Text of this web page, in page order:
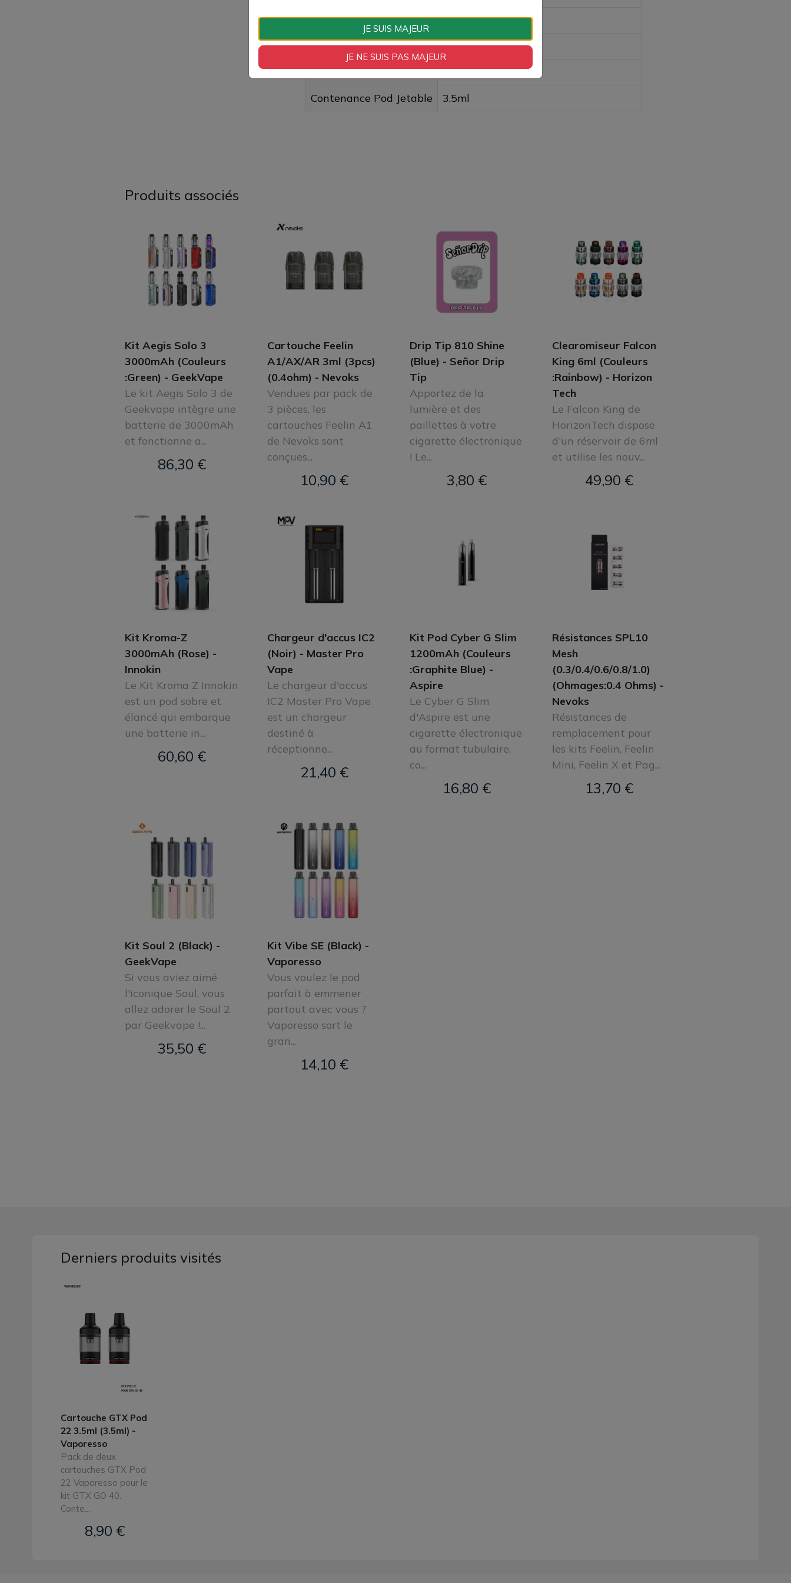
Type de Cartouche
Usage unique
Type de Remplissage
Par le haut
Contenance Réservoir
3.5ml
Contenance Pod Jetable
3.5ml
Produits associés
Kit Aegis Solo 3
3000mAh (Couleurs
:Green) - GeekVape
Le kit Aegis Solo 3 de
Geekvape intègre une
batterie de 3000mAh
et fonctionne a...
86,30 €
Cartouche Feelin
A1/AX/AR 3ml (3pcs)
(0.4ohm) - Nevoks
Vendues par pack de
3 pièces, les
cartouches Feelin A1
de Nevoks sont
conçues...
10,90 €
Drip Tip 810 Shine
(Blue) - Señor Drip
Tip
Apportez de la
lumière et des
paillettes à votre
cigarette électronique
! Le...
3,80 €
Clearomiseur Falcon
King 6ml (Couleurs
:Rainbow) - Horizon
Tech
Le Falcon King de
HorizonTech dispose
d'un réservoir de 6ml
et utilise les nouv...
49,90 €
Kit Kroma-Z
3000mAh (Rose) -
Innokin
Le Kit Kroma Z Innokin
est un pod sobre et
élancé qui embarque
une batterie in...
60,60 €
Chargeur d'accus IC2
(Noir) - Master Pro
Vape
Le chargeur d'accus
IC2 Master Pro Vape
est un chargeur
destiné à
réceptionne...
21,40 €
Kit Pod Cyber G Slim
1200mAh (Couleurs
:Graphite Blue) -
Aspire
Le Cyber G Slim
d'Aspire est une
cigarette électronique
au format tubulaire,
co...
16,80 €
Résistances SPL10
Mesh
(0.3/0.4/0.6/0.8/1.0)
(Ohmages:0.4 Ohms) -
Nevoks
Résistances de
remplacement pour
les kits Feelin, Feelin
Mini, Feelin X et Pag...
13,70 €
Kit Soul 2 (Black) -
GeekVape
Si vous aviez aimé
l'iconique Soul, vous
allez adorer le Soul 2
par Geekvape !...
35,50 €
Kit Vibe SE (Black) -
Vaporesso
Vous voulez le pod
parfait à emmener
partout avec vous ?
Vaporesso sort le
gran...
14,10 €
Derniers produits visités
Cartouche GTX Pod
22 3.5ml (3.5ml) -
Vaporesso
Pack de deux
cartouches GTX Pod
22 Vaporesso pour le
kit GTX GO 40.
Conte...
8,90 €
JE SUIS MAJEUR
JE NE SUIS PAS MAJEUR